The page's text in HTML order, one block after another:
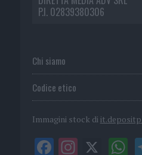
P.I. 02839380306
Chi siamo
Codice etico
Immagini stock di